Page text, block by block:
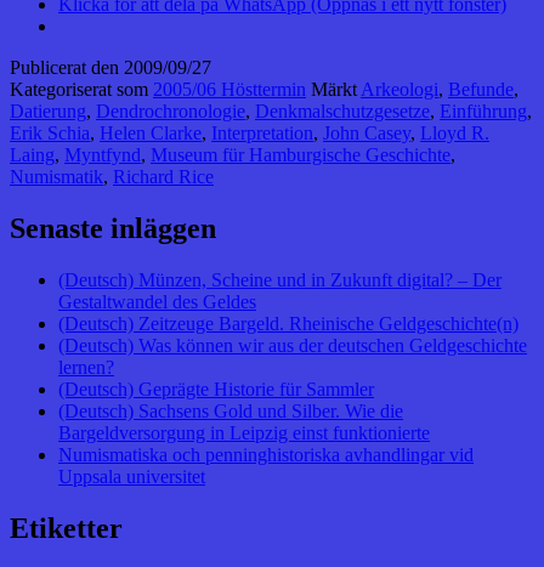
Klicka för att dela på WhatsApp (Öppnas i ett nytt fönster)
Publicerat den 2009/09/27
Kategoriserat som 2005/06 Hösttermin Märkt Arkeologi, Befunde,
Datierung, Dendrochronologie, Denkmalschutzgesetze, Einführung,
Erik Schia, Helen Clarke, Interpretation, John Casey, Lloyd R.
Laing, Myntfynd, Museum für Hamburgische Geschichte,
Numismatik, Richard Rice
Senaste inläggen
(Deutsch) Münzen, Scheine und in Zukunft digital? – Der
Gestaltwandel des Geldes
(Deutsch) Zeitzeuge Bargeld. Rheinische Geldgeschichte(n)
(Deutsch) Was können wir aus der deutschen Geldgeschichte
lernen?
(Deutsch) Geprägte Historie für Sammler
(Deutsch) Sachsens Gold und Silber. Wie die
Bargeldversorgung in Leipzig einst funktionierte
Numismatiska och penninghistoriska avhandlingar vid
Uppsala universitet
Etiketter